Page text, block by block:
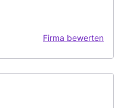
Firma bewerten